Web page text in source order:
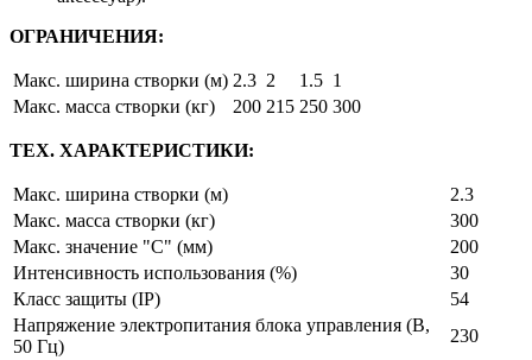
ОГРАНИЧЕНИЯ:
Макс. ширина створки (м) 2.3 2 1.5 1
Макс. масса створки (кг)
200 215 250 300
ТЕХ. ХАРАКТЕРИСТИКИ:
Макс. ширина створки (м)
2.3
Макс. масса створки (кг)
300
Макс. значение "С" (мм)
200
Интенсивность использования (%)
30
Класс защиты (IP)
54
Напряжение электропитания блока управления (В,
50 Гц)
230